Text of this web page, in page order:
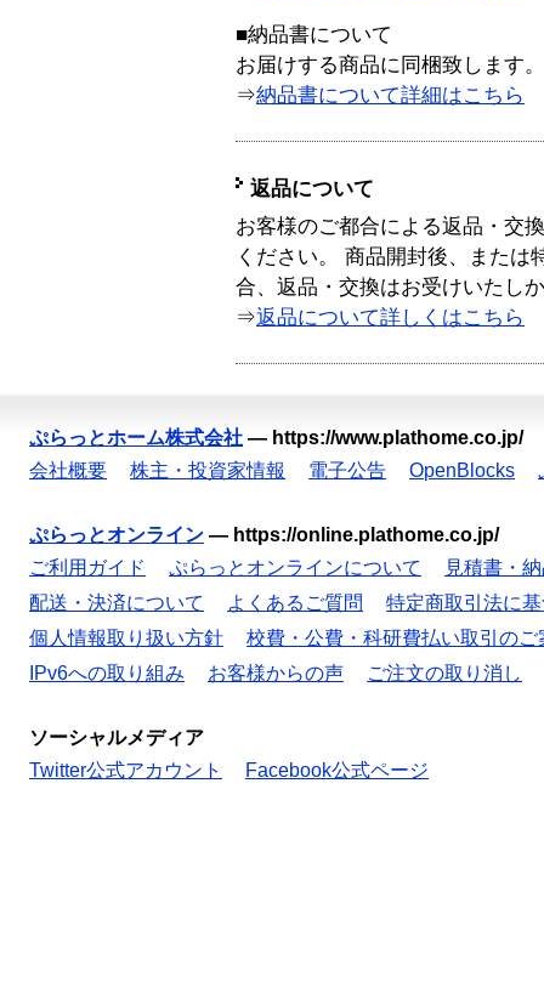
■納品書について
お届けする商品に同梱致します。
⇒納品書について詳細はこちら
返品について
お客様のご都合による返品・交
ください。 商品開封後、または
合、返品・交換はお受けいたし
⇒返品について詳しくはこちら
ぷらっとホーム株式会社 — https://www.plathome.co.jp/
会社概要
株主・投資家情報 電子公告 OpenBlocks
ぷらっとオンライン — https://online.plathome.co.jp/
ご利用ガイド
ぷらっとオンラインについて
見積書・
配送・決済について
よくあるご質問
特定商取引法に
個人情報取り扱い方針
校費・公費・科研費払い取引のご
IPv6への取り組み
お客様からの声 ご注文の取り消し
ソーシャルメディア
Twitter公式アカウント
Facebook公式ページ